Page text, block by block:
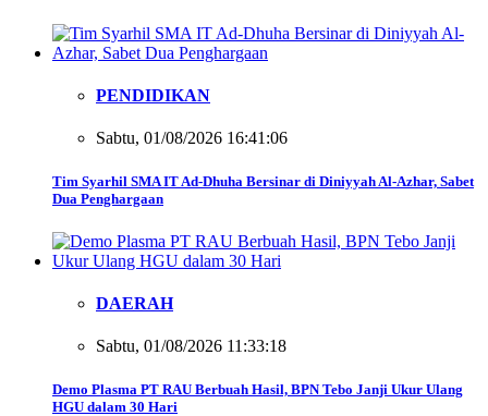
PENDIDIKAN
Sabtu, 01/08/2026 16:41:06
Tim Syarhil SMA IT Ad-Dhuha Bersinar di Diniyyah Al-Azhar, Sabet
Dua Penghargaan
DAERAH
Sabtu, 01/08/2026 11:33:18
Demo Plasma PT RAU Berbuah Hasil, BPN Tebo Janji Ukur Ulang
HGU dalam 30 Hari